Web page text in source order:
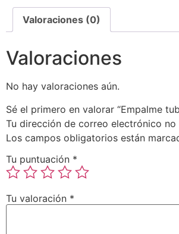
Valoraciones (0)
Valoraciones
No hay valoraciones aún.
Sé el primero en valorar “Empalme
Tu dirección de correo electrónico no
Los campos obligatorios están
Tu puntuación *
Tu valoración *